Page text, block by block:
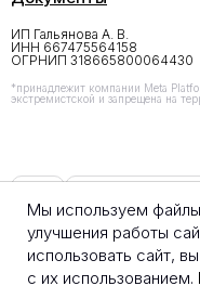
Мы используем
улучшения работы
использовать сайт,
с их использованием.
*принадлежит компании Meta
экстремистской и запрещена на
ИП Гальянова А. В.
ИНН 667475564158
ОГРНИП 318665800064430